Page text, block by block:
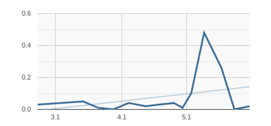
3.1 4.1 5.1
0.0
0.2
0.4
0.6